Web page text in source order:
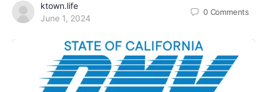
ktown.life
June 1, 2024
0 Comments